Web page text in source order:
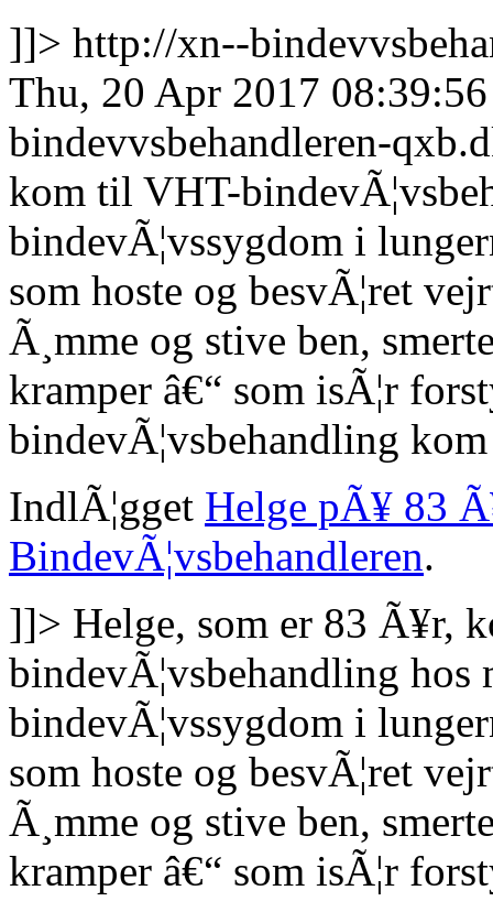
]]> http://xn--
Thu, 20 Apr 2017
bindevvsbehandleren-
kom til VHT-
bindevÃ¦vssygdom i
som hoste og besvÃ¦ret
Ã¸mme og stive ben,
kramper â€“ som isÃ¦r
bindevÃ¦vsbehandling
IndlÃ¦gget Helge pÃ¥ 83
BindevÃ¦vsbehandleren.
]]> Helge, som er 83 Ã¥r,
bindevÃ¦vsbehandling
bindevÃ¦vssygdom i
som hoste og besvÃ¦ret
Ã¸mme og stive ben,
kramper â€“ som isÃ¦r